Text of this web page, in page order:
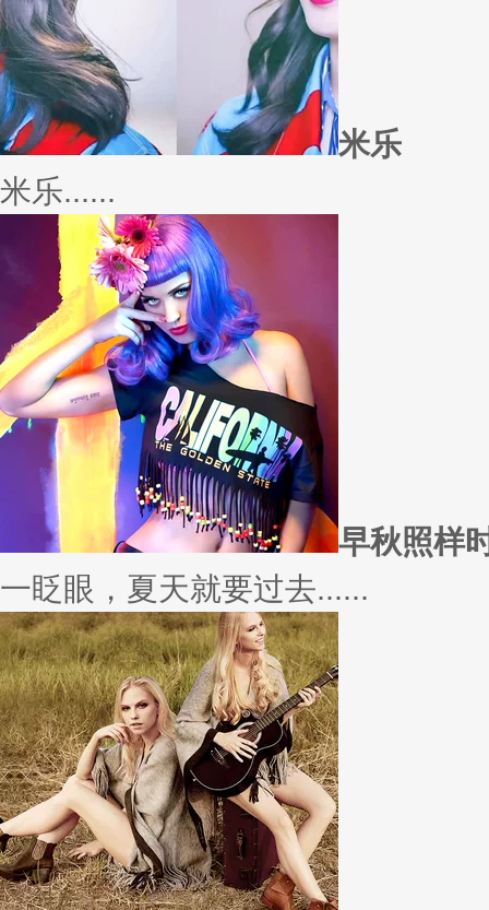
若......
因为经常迁就他人，所以不断委
实......